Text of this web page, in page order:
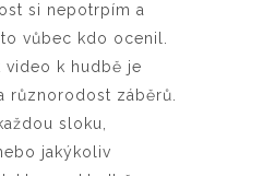
si nepotrpím a
vůbec kdo ocenil.
video k hudbě je
různorodost záběrů.
sloku,
jakýkoliv